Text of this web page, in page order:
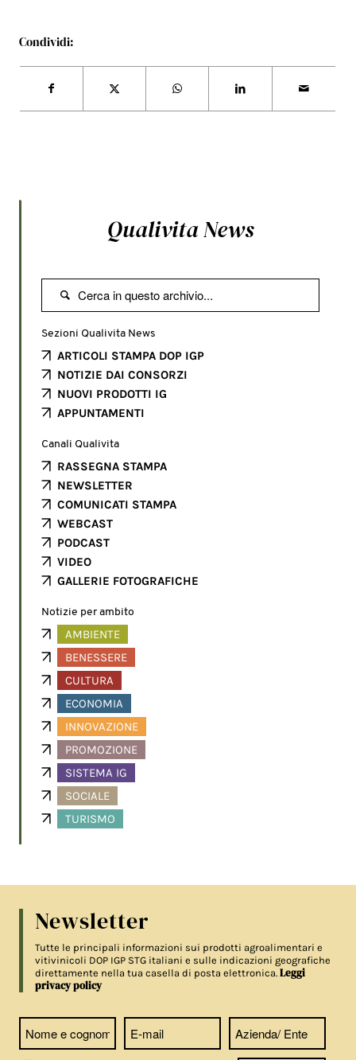
Condividi:
Qualivita News

Sezioni Qualivita News
ARTICOLI STAMPA DOP IGP
NOTIZIE DAI CONSORZI
NUOVI PRODOTTI IG
APPUNTAMENTI
Canali Qualivita
RASSEGNA STAMPA
NEWSLETTER
COMUNICATI STAMPA
WEBCAST
PODCAST
VIDEO
GALLERIE FOTOGRAFICHE
Notizie per ambito
AMBIENTE
BENESSERE
CULTURA
ECONOMIA
INNOVAZIONE
PROMOZIONE
SISTEMA IG
SOCIALE
TURISMO
Newsletter
Tutte le principali informazioni sui prodotti agroalimentari e
vitivinicoli DOP IGP STG italiani e sulle indicazioni geografiche
direttamente nella tua casella di posta elettronica.Leggi
privacy policy